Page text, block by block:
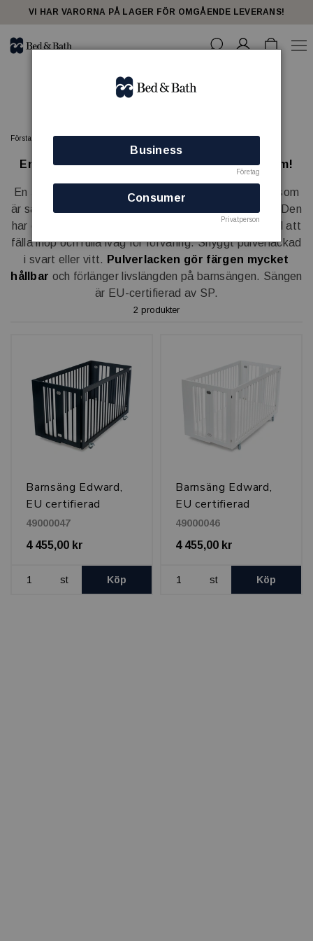
share23VI HAR VARORNA PÅ LAGER FÖR OMGÅENDE LEVERANS!
Barnsängar
Förstasidan SOVRUM Barnsängar
En designad och stilren barnsäng för hotellrum!
En stabil, robust och hopfällbar
barnsäng i MDF som
är särskilt anpassad för hotell och mindre utrymmen. Den
har en genomtänkt konstruktion som gör den är enkel att
fälla ihop och rulla iväg för förvaring. Snyggt pulverlackad
i svart eller vitt. Pulverlacken gör färgen mycket
hållbar och förlänger livslängden på barnsängen. Sängen
är EU-certifierad av SP.
2 produkter
Barnsäng Edward,
EU certifierad
genom SP, Svart
49000047
4 455,00 kr
st Köp
Barnsäng Edward,
EU certifierad
genom SP, Vit
49000046
4 455,00 kr
st Köp
Business
Företag
Consumer
Privatperson